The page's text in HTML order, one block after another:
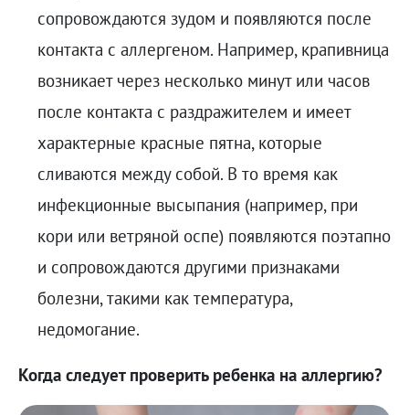
сопровождаются зудом и появляются после
контакта с аллергеном. Например, крапивница
возникает через несколько минут или часов
после контакта с раздражителем и имеет
характерные красные пятна, которые
сливаются между собой. В то время как
инфекционные высыпания (например, при
кори или ветряной оспе) появляются поэтапно
и сопровождаются другими признаками
болезни, такими как температура,
недомогание.
Когда следует проверить ребенка на аллергию?